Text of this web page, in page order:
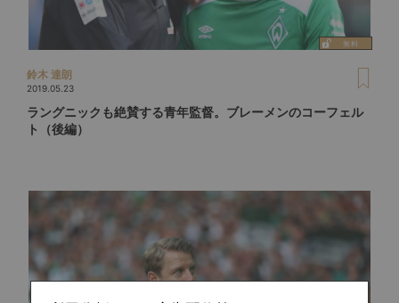
鈴木 達朗
2019.05.23
ラングニックも絶賛する青年監督。ブレーメンのコーフェル
ト（後編）